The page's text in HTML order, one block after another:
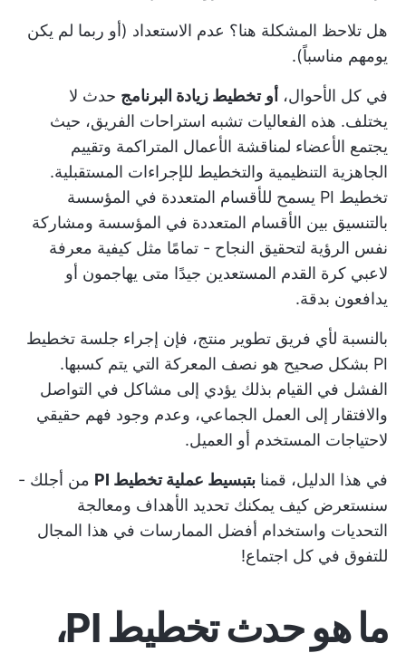
هل تلاحظ المشكلة هنا؟ عدم الاستعداد (أو ربما لم يكن
يومهم مناسباً).
في كل الأحوال، أو تخطيط زيادة البرنامج حدث لا
يختلف. هذه الفعاليات تشبه استراحات الفريق، حيث
يجتمع الأعضاء لمناقشة الأعمال المتراكمة وتقييم
الجاهزية التنظيمية والتخطيط للإجراءات المستقبلية.
تخطيط PI
يسمح للأقسام المتعددة في المؤسسة
بالتنسيق بين الأقسام المتعددة في المؤسسة ومشاركة
نفس الرؤية لتحقيق النجاح - تمامًا مثل كيفية معرفة
لاعبي كرة القدم المستعدين جيدًا متى يهاجمون أو
يدافعون بدقة.
بالنسبة لأي فريق تطوير منتج، فإن إجراء جلسة تخطيط
PI بشكل صحيح هو نصف المعركة التي يتم كسبها.
الفشل في القيام بذلك يؤدي إلى مشاكل في التواصل
والافتقار إلى العمل الجماعي، وعدم وجود فهم حقيقي
لاحتياجات المستخدم أو العميل.
في هذا الدليل، قمنا بتبسيط عملية تخطيط PI
من أجلك -
سنستعرض كيف يمكنك تحديد الأهداف ومعالجة
التحديات واستخدام أفضل الممارسات في هذا المجال
للتفوق في كل اجتماع!
ما هو حدث تخطيط PI،